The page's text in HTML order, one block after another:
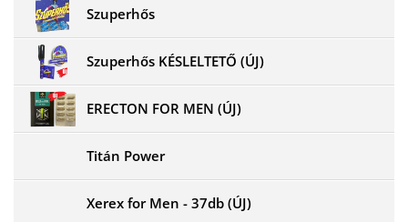
Szuperhős
Szuperhős KÉSLELTETŐ (ÚJ)
ERECTON FOR MEN (ÚJ)
Titán Power
Xerex for Men - 37db (ÚJ)